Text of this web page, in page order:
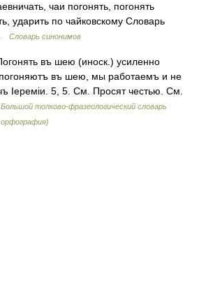
чаи погонять, погонять
ударить по чайковскому Словарь
Словарь синонимов
въ шею (иноск.) усиленно
въ шею, мы работаемъ и не
Іереміи. 5, 5. См. Просят честью. См.
Большой толково-фразеологический словарь
орфография)